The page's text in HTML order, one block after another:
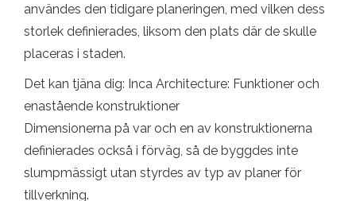
användes den tidigare planeringen, med vilken dess
storlek definierades, liksom den plats där de skulle
placeras i staden.
Det kan tjäna dig: Inca Architecture: Funktioner och
enastående konstruktioner
Dimensionerna på var och en av konstruktionerna
definierades också i förväg, så de byggdes inte
slumpmässigt utan styrdes av typ av planer för
tillverkning.